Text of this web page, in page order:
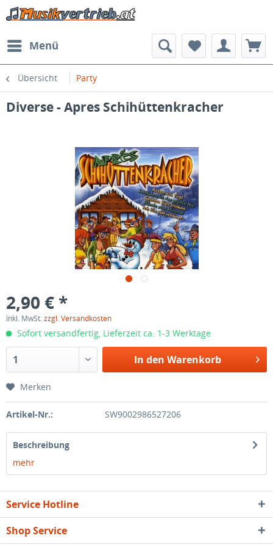
Menü
Übersicht Party
Diverse - Apres Schihüttenkracher
2,90 € *
inkl. MwSt.zzgl. Versandkosten
Sofort versandfertig, Lieferzeit ca. 1-3 Werktage
In den Warenkorb
Merken
Artikel-Nr.: SW9002986527206
Beschreibung
mehr
Service Hotline
Shop Service